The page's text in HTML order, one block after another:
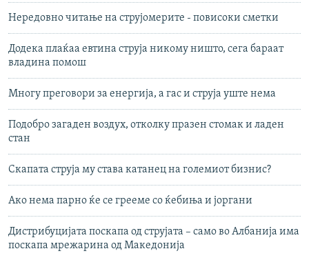
Нередовно читање на струјомерите - повисоки сметки
Додека плаќаа евтина струја никому ништо, сега бараат
владина помош
Многу преговори за енергија, а гас и струја уште нема
Подобро загаден воздух, отколку празен стомак и ладен
стан
Скапата струја му става катанец на големиот бизнис?
Ако нема парно ќе се грееме со ќебиња и јоргани
Дистрибуцијата поскапа од струјата – само во Албанија има
поскапа мрежарина од Македонија